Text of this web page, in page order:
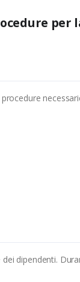
per
dipendenti.